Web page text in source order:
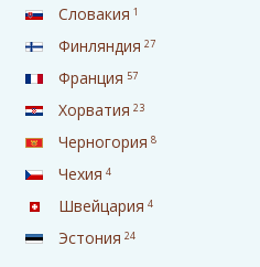
Словакия 1
Финляндия 27
Франция 57
Хорватия 23
Черногория 8
Чехия 4
Швейцария 4
Эстония 24